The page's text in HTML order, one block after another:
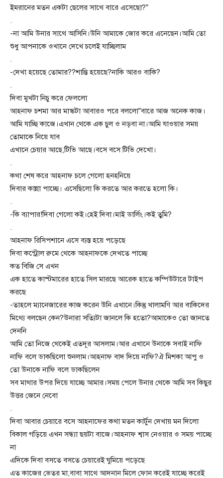
ইমরানের মতন একটা ছেলের সাথে বারে এসেছো?”
.
-না আমি উনার সাথে আসিনি।উনি আমাকে জোর করে এনেছেন।আমি তো
শুধু আপনাকে ওখানে দেখে চলেই যাচ্ছিলাম
.
-দেখা হয়েছে তোমার??শান্তি হয়েছে?নাকি আরও বাকি?
.
দিবা মুখটা নিচু করে ফেললো
আহনাফ চশমা আর মাস্কটা আবারও পরে বললো”বারে আজ অনেক কাজ।
আমি যাচ্ছি কাজে।এখান থেকে এক চুল ও নড়বা না।আমি যাওয়ার সময়
তোমাকে নিয়ে যাব
এখানে চেয়ার আছে,টিভি আছে।বসে বসে টিভি দেখো।
.
কথা শেষ করে আহনাফ চলে গেলো হনহনিয়ে
দিবার কান্না পাচ্ছে। এসেছিলো কি করতে আর করতে হলো কি।
.
-কি ব্যাপার!দিবা গেলো কই।হেই দিবা।মাই ডার্লিং।কই তুমি?
.
আহনাফ রিসিপশানে এসে ব্যস্ত হয়ে পড়েছে
দিবা কন্ট্রোল রুমে থেকে আহনাফকে দেখতে পাচ্ছে
কত বিজি সে এখন
এক হাতে কাস্টমারের হাতে সিল মারছে আরেক হাতে কম্পিউটারে টাইপ
করছে
-তাহলে ম্যানেজারের কাজ করেন উনি এখানে।কিন্তু খালামণি আর বাকিদের
মিথ্যে বলছেন কেন?উনারা সত্যিটা জানলে কি হতো?আমাকেও তো জানতে
দেননি
আমি তো নিজে থেকেই এতদূর আসলাম।আর এখানে উনাকে সবাই নাফি
নাফি বলে ডাকছিলো শুনলাম।আহনাফ বাদ দিয়ে নাফি?ঐ মিশকা আপু ও
তো উনাকে নাফি বলে ডাকছিলেন
সব মাথার উপর দিয়ে যাচ্ছে আমার।সময় পেলে উনার থেকে আমি সব কিছুর
উত্তর জেনে নেবো
.
দিবা আবার চেয়ারে বসে আহনাফের কথা মতন কার্টুন দেখায় মন দিলো
বিকাল গড়িয়ে এখন সন্ধ্যা ছয়টা বাজে।আহনাফ শ্বাস নেওয়ার ও সময় পাচ্ছে
না
এদিকে দিবা বসতে বসতে চেয়ারেই ঘুমিয়ে পড়েছে
এত কাজের ভেতর মা,বাবা সাথে আদনান মিলে ফোন করেই যাচ্ছে করেই